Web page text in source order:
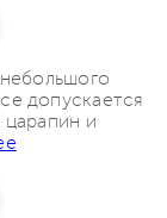
допускается
царапин и